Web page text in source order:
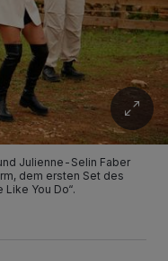
Julienne-Selin Faber
dem ersten Set des
You Do“.